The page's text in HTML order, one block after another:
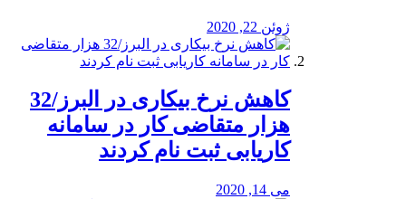
ژوئن 22, 2020
کاهش نرخ بیکاری در البرز/32
هزار متقاضی کار در سامانه
کاریابی ثبت نام کردند
می 14, 2020